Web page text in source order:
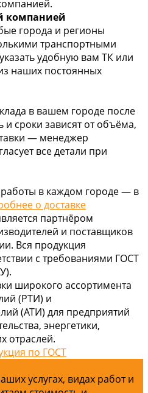
компанией
города и регионы
транспортными
удобную вам ТК или
наших постоянных
в вашем городе после
и сроки зависят от объёма,
— менеджер
все детали при
в каждом городе — в
о доставке
партнёром
и поставщиков
Вся продукция
с требованиями ГОСТ
широкого ассортимента
(РТИ) и
(АТИ) для предприятий
энергетики,
отраслей.
по ГОСТ
услугах, видах работ и